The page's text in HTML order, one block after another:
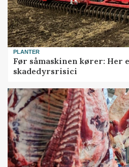
PLANTER
Før såmaskinen kører: Her
skadedyrsrisici